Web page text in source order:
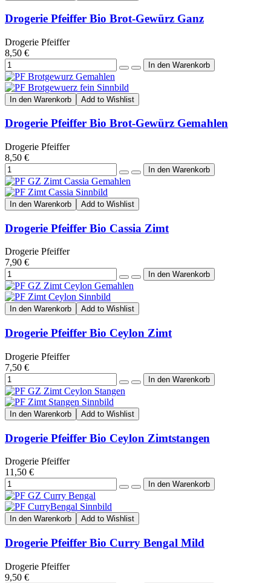
Drogerie Pfeiffer Bio Brot-Gewürz Ganz
Drogerie Pfeiffer
8,50 €
In den Warenkorb Add to Wishlist
Drogerie Pfeiffer Bio Brot-Gewürz Gemahlen
Drogerie Pfeiffer
8,50 €
In den Warenkorb Add to Wishlist
Drogerie Pfeiffer Bio Cassia Zimt
Drogerie Pfeiffer
7,90 €
In den Warenkorb Add to Wishlist
Drogerie Pfeiffer Bio Ceylon Zimt
Drogerie Pfeiffer
7,50 €
In den Warenkorb Add to Wishlist
Drogerie Pfeiffer Bio Ceylon Zimtstangen
Drogerie Pfeiffer
11,50 €
In den Warenkorb Add to Wishlist
Drogerie Pfeiffer Bio Curry Bengal Mild
Drogerie Pfeiffer
9,50 €